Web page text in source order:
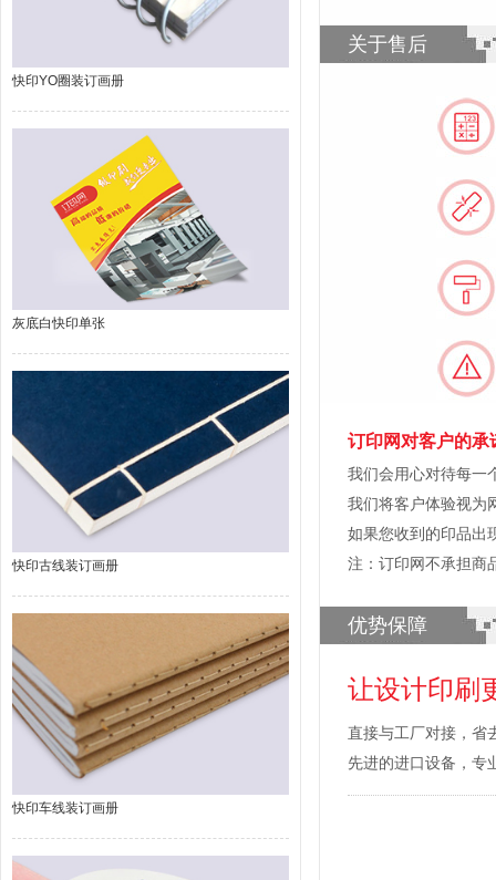
快印YO圈装订画册
灰底白快印单张
快印古线装订画册
快印车线装订画册
关于售后
订印网对客户的承
我们会用心对待每一
我们将客户体验视为
如果您收到的印品出
注：订印网不承担商
优势保障
让设计印刷
直接与工厂对接，省
先进的进口设备，专